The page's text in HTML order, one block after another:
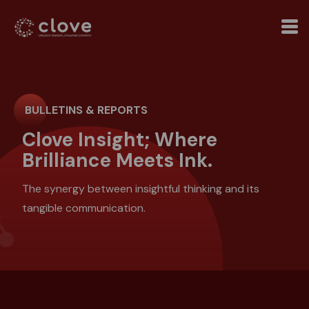
BULLETINS & REPORTS
Clove Insight; Where
Brilliance Meets Ink.
The synergy between insightful thinking and its
tangible communication.